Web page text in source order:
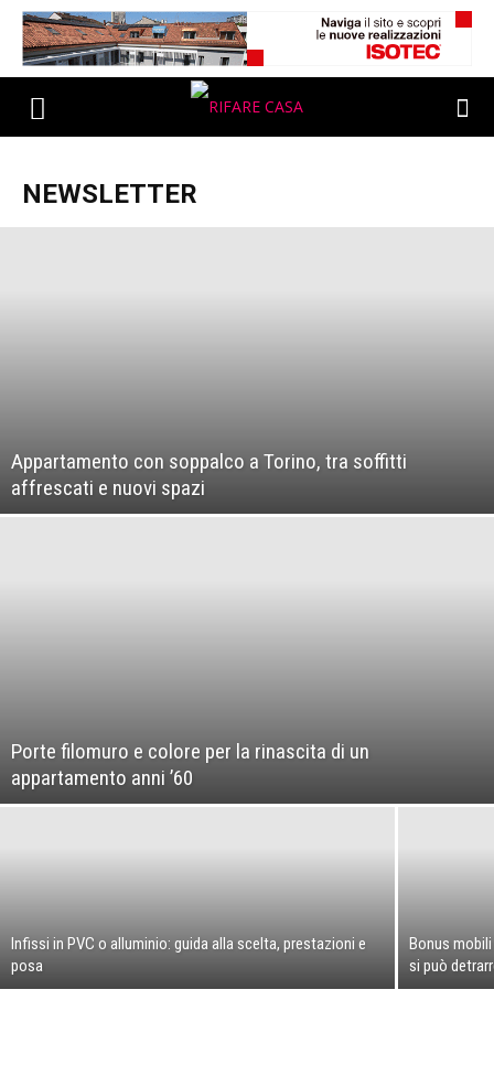
NEWSLETTER
Appartamento con soppalco a Torino, tra soffitti
affrescati e nuovi spazi
Porte filomuro e colore per la rinascita di un
appartamento anni ’60
Infissi in PVC o alluminio: guida alla scelta, prestazioni e
posa
Bonus
si può